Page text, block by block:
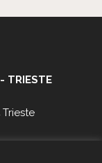
TRIESTE